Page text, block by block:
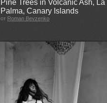
Pine Trees in Volcanic Ash, La
Palma, Canary Islands
от Roman Bevzenko